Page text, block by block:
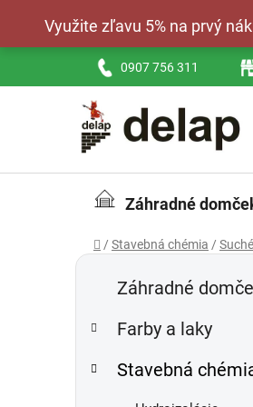
obsah
Využite zľavu 5% na prvý
0907 756 311
Záhradné
Domov
/ Stavebná chémia /
B
Preskočiť
kategórie
K
Záhradné
Farby a laky
Stavebná